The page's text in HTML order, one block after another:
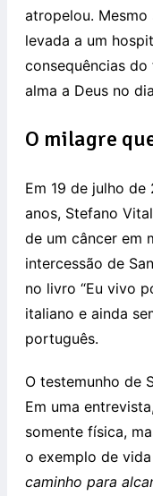
atropelou.
levada a um
consequências
alma a Deus no
O milagre
Em 19 de julho de
anos, Stefano
de um câncer em
intercessão de
no livro “Eu vivo
italiano e ainda
português.
O testemunho de
Em uma
somente física,
o exemplo de
caminho para